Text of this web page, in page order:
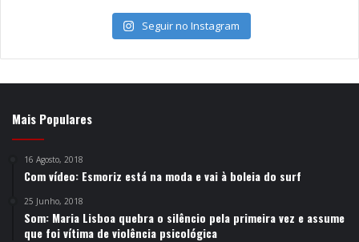
Seguir no Instagram
Mais Populares
16 Agosto, 2018
Com vídeo: Esmoriz está na moda e vai à boleia do surf
25 Junho, 2018
Som: Maria Lisboa quebra o silêncio pela primeira vez e assume
que foi vítima de violência psicológica